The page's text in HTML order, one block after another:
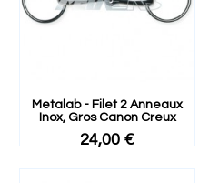
Metalab - Filet 2 Anneaux
Inox, Gros Canon Creux
24,00 €